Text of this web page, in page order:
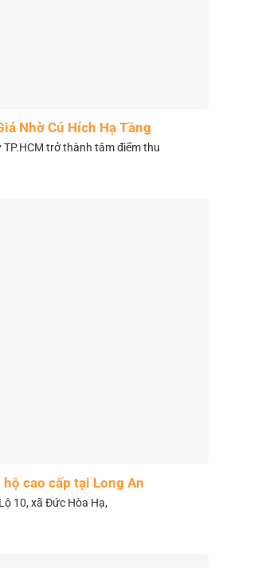
Nhờ Cú Hích Hạ Tầng
trở thành tâm điểm thu
cao cấp tại Long An
10, xã Đức Hòa Hạ,